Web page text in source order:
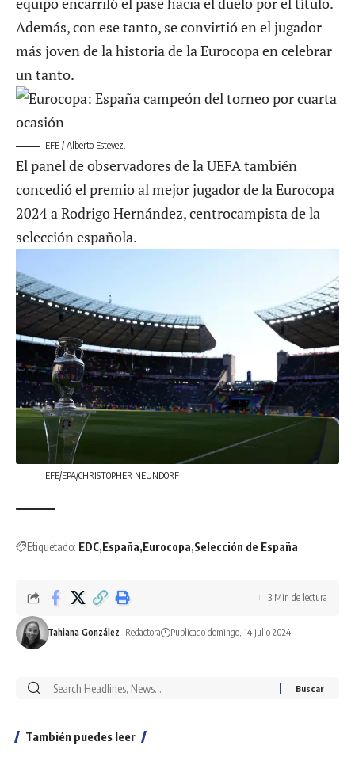
Además, con ese tanto, se convirtió en el jugador
más joven de la historia de la Eurocopa en celebrar
un tanto.
EFE / Alberto Estevez.
El panel de observadores de la UEFA también
concedió el premio al mejor jugador de la Eurocopa
2024 a Rodrigo Hernández, centrocampista de la
selección española.
EFE/EPA/CHRISTOPHER NEUNDORF
Etiquetado: EDC España Eurocopa Selección de España
Tahiana González- Redactora Publicado domingo, 14 julio 2024
3 Min de lectura
También puedes leer